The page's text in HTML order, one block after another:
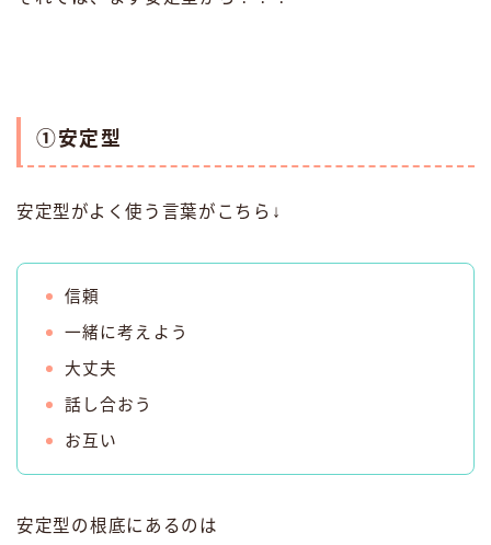
①安定型
安定型がよく使う言葉がこちら↓
信頼
一緒に考えよう
大丈夫
話し合おう
お互い
安定型の根底にあるのは